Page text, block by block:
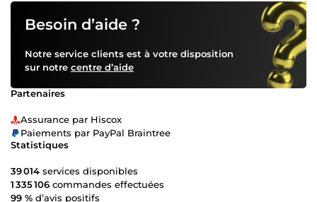
Besoin d’aide ?
Notre service clients est à votre disposition
sur notre centre d’aide
Partenaires
Assurance par Hiscox
Paiements par PayPal Braintree
Statistiques
39 014 services disponibles
1 335 106 commandes effectuées
99 % d’avis positifs